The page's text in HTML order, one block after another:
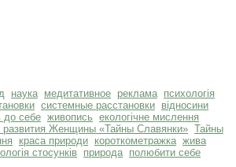
наука медитативное реклама психологія
системные расстановки відносини
до себе живопись екологічне мислення
развития Женщины «Тайны Славянки» Тайны
краса природи короткометражка жива
стосунків природа полюбити себе